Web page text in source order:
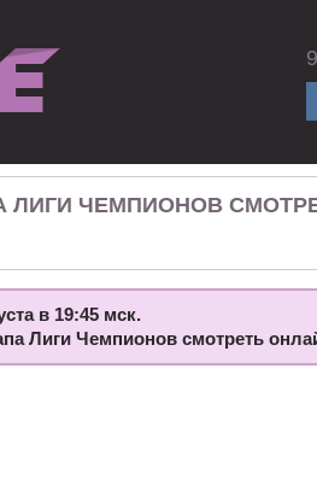
ЛИГИ ЧЕМПИОНОВ
в 19:45 мск.
Лиги Чемпионов смотреть